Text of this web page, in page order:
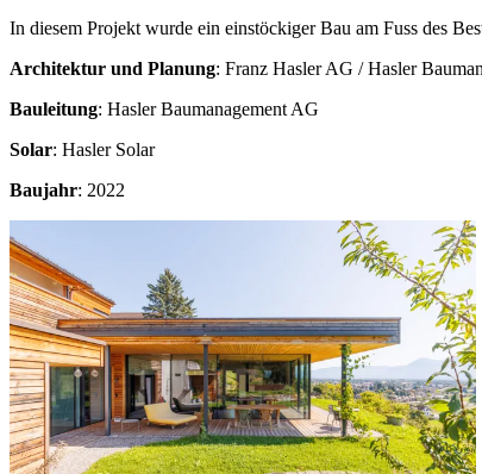
In diesem Projekt wurde ein einstöckiger Bau am Fuss des
Architektur und Planung: Franz Hasler AG / Hasler
Bauleitung: Hasler Baumanagement AG
Solar: Hasler Solar
Baujahr: 2022